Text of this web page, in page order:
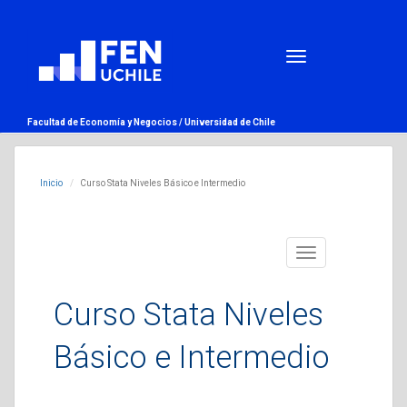
Facultad de Economía y Negocios /Universidad de Chile
Inicio Curso Stata Niveles Básico e Intermedio
Toggle
Curso Stata Niveles
Básico e Intermedio